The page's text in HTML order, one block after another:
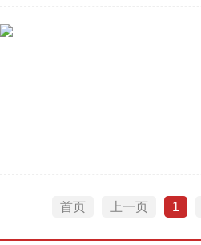
首页 上一页 1